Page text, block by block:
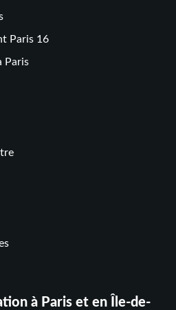
Paris 16
Paris
à Paris et en Île-de-